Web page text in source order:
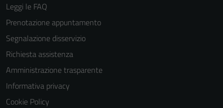
Leggi le FAQ
Prenotazione appuntamento
Segnalazione disservizio
Richiesta assistenza
Amministrazione trasparente
Informativa privacy
Cookie Policy